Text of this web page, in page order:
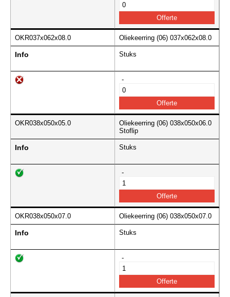
OKR037x062x08.0 Oliekeerring (06) 037x062x08.0
Info Stuks
-
OKR038x050x05.0
Oliekeerring (06) 038x050x06.0
Stoflip
Info Stuks
-
OKR038x050x07.0 Oliekeerring (06) 038x050x07.0
Info Stuks
-